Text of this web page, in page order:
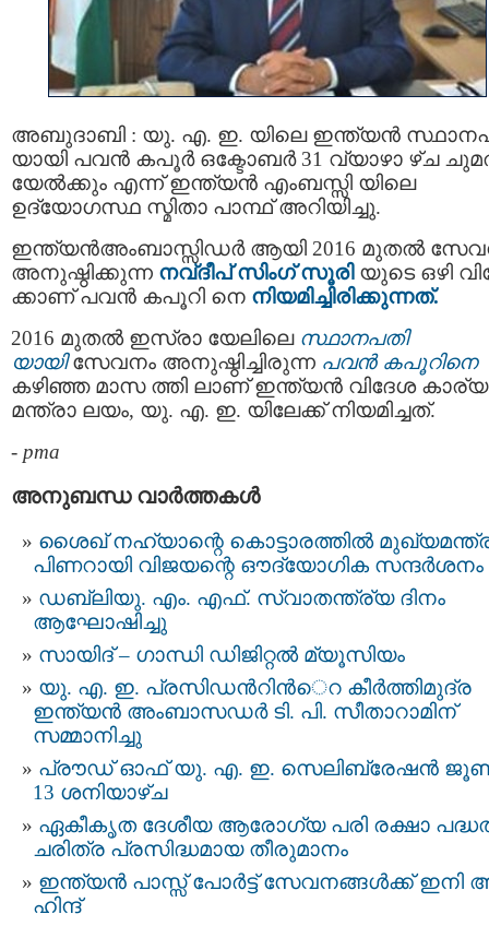
അബുദാബി : യു. എ. ഇ. യിലെ ഇന്ത്യന്‍
യായി പവന്‍ കപൂര്‍ ഒക്ടോബര്‍ 31 വ്യാഴാ ഴ്ച
യേൽക്കും എന്ന് ഇന്ത്യൻ എംബസ്സി യിലെ
ഉദ്യോഗസ്ഥ സ്മിതാ പാന്ഥ് അറിയിച്ചു.
ഇന്ത്യൻഅംബാസ്സിഡര്‍ ആയി 2016 മുതൽ
അനുഷ്ഠിക്കുന്ന നവ്ദീപ് സിംഗ് സൂരി യുടെ ഒഴി
ക്കാണ് പവൻ കപൂറി നെ നിയമിച്ചിരിക്കുന്നത്.
2016 മുതൽ ഇസ്രാ യേലിലെ സ്ഥാനപതി
യായിസേവനം അനുഷ്ഠിച്ചിരുന്ന പവന്‍ കപൂറിനെ
കഴിഞ്ഞ മാസ ത്തി ലാണ് ഇന്ത്യന്‍ വിദേശ കാര്യ
മന്ത്രാ ലയം, യു. എ. ഇ. യിലേക്ക് നിയമിച്ചത്.
- pma
അനുബന്ധ വാര്‍ത്തകള്‍
ശൈഖ് നഹ്യാന്റെ കൊട്ടാരത്തിൽ
പിണറായി വിജയന്റെ ഔദ്യോഗിക സന്ദർശനം
ഡബ്ലിയു. എം. എഫ്. സ്വാതന്ത്ര്യ ദിനം
ആഘോഷിച്ചു
സായിദ് – ഗാന്ധി ഡിജിറ്റൽ മ്യൂസിയം
യു. എ. ഇ. പ്രസിഡന്‍റിന്‍െറ കീര്‍ത്തിമുദ്ര
ഇന്ത്യന്‍ അംബാസഡര്‍ ടി. പി. സീതാറാമിന്
സമ്മാനിച്ചു
പ്രൗഡ് ഓഫ് യു. എ. ഇ. സെലിബ്രേഷൻ
13 ശനിയാഴ്ച
ഏകീകൃത ദേശീയ ആരോഗ്യ പരി രക്ഷാ
ചരിത്ര പ്രസിദ്ധമായ തീരുമാനം
ഇന്ത്യന്‍ പാസ്സ്‌ പോർട്ട് സേവനങ്ങള്‍ക്ക് ഇനി
ഹിന്ദ്